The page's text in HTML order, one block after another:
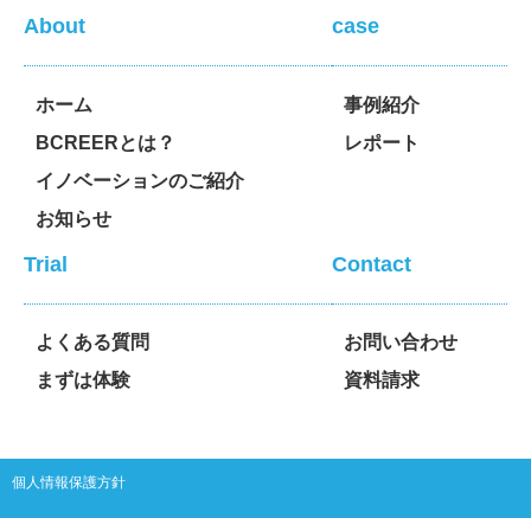
About
ホーム
BCREERとは？
イノベーションのご紹介
お知らせ
case
事例紹介
レポート
Trial
よくある質問
まずは体験
Contact
お問い合わせ
資料請求
個人情報保護方針